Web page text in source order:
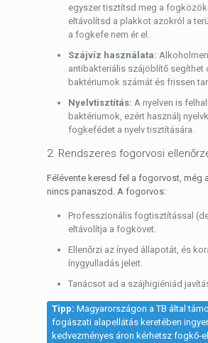
egyszer tisztítsd meg a
eltávolítsd a plakkot azokról a
a fogkefe nem ér el.
Szájvíz használata:
antibakteriális szájöblítő segíthet
baktériumok számát és frissen
Nyelvtisztítás: A nyelven is
baktériumok, ezért használj
fogkefédet a nyelv tisztítására.
2. Rendszeres fogorvosi
Félévente keresd fel a fogorvost, még
nincs panaszod. A fogorvos:
Professzionális fogtisztítással
eltávolítja a fogkövet.
Ellenőrzi az ínyed állapotát, és
ínygyulladás jeleit.
Tanácsot ad a szájhigiéniád
Tipp: Magyarországon a TB által
fogászati alapellátás keretében
kedvezményes áron kérhetsz fogkő-